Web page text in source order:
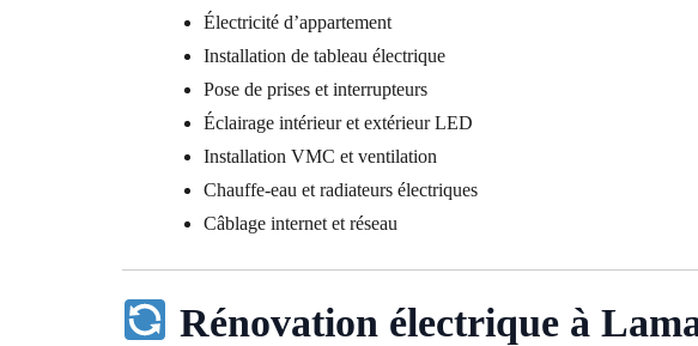
Électricité d’appartement
Installation de tableau électrique
Pose de prises et interrupteurs
Éclairage intérieur et extérieur LED
Installation VMC et ventilation
Chauffe-eau et radiateurs électriques
Câblage internet et réseau
Rénovation électrique à